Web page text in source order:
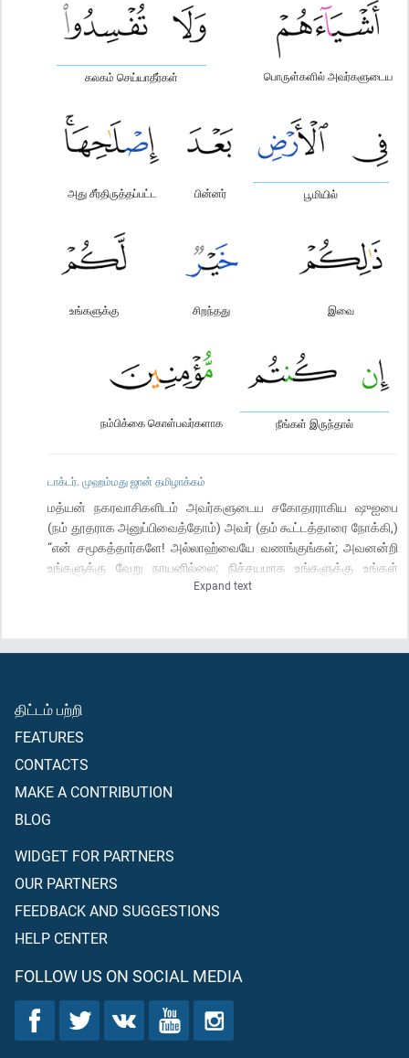
பொருள்களில் அவர்களுடைய
கலகம் செய்யாதீர்கள்
பூமியில்
பின்னர்
அது சீர்திருத்தப்பட்ட
இவை
சிறந்தது
உங்களுக்கு
நீங்கள் இருந்தால்
நம்பிக்கை கொள்பவர்களாக
டாக்டர். முஹம்மது ஜான் தமிழாக்கம்
மத்யன் நகரவாசிகளிடம் அவர்களுடைய சகோதரராகிய ஷுஐபை
(நம் தூதராக அனுப்பிவைத்தோம்) அவர் (தம் கூட்டத்தாரை நோக்கி,)
“என் சமூகத்தார்களே! அல்லாஹ்வையே வணங்குங்கள்; அவனன்றி
உங்களுக்கு வேறு நாயனில்லை; நிச்சயமாக உங்களுக்கு உங்கள்
இறைவனிடமிருந்து ஒரு தெளிவான (அத்தாட்சி) வந்துள்ளது;
கூறினார்.
Expand text
திட்டம் பற்றி
FEATURES
CONTACTS
MAKE A CONTRIBUTION
BLOG
WIDGET FOR PARTNERS
OUR PARTNERS
FEEDBACK AND SUGGESTIONS
HELP CENTER
FOLLOW US ON SOCIAL MEDIA